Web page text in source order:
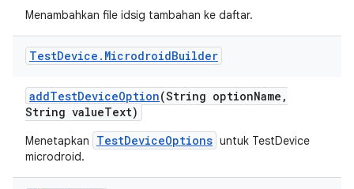
Menambahkan file idsig tambahan ke daftar.
TestDevice . MicrodroidBuilder
addTestDeviceOption(String optionName ,
String valueText)
Menetapkan TestDeviceOptions untuk TestDevice
microdroid.